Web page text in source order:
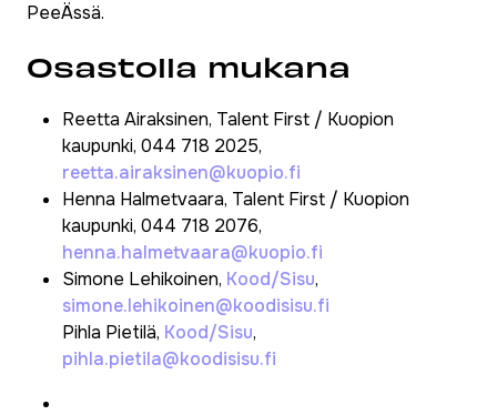
PeeÄssä.
Osastolla mukana
Reetta Airaksinen, Talent First / Kuopion
kaupunki, 044 718 2025,
reetta.airaksinen@kuopio.fi
Henna Halmetvaara, Talent First / Kuopion
kaupunki, 044 718 2076,
henna.halmetvaara@kuopio.fi
Simone Lehikoinen, Kood/Sisu,
simone.lehikoinen@koodisisu.fi
Pihla Pietilä, Kood/Sisu,
pihla.pietila@koodisisu.fi